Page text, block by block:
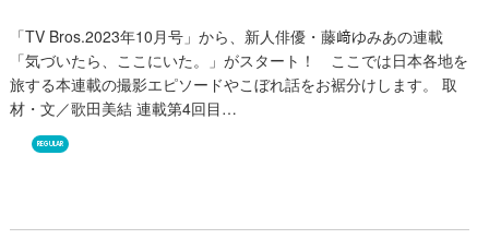
「TV Bros.2023年10月号」から、新人俳優・藤﨑ゆみあの連載
「気づいたら、ここにいた。」がスタート！ ここでは日本各地を
旅する本連載の撮影エピソードやこぼれ話をお裾分けします。 取
材・文／歌田美結 連載第4回目…
REGULAR